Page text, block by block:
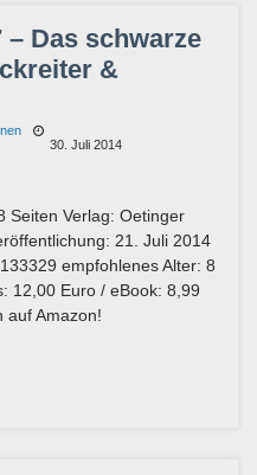
– Das schwarze
&
30. Juli 2014
Seiten Verlag: Oetinger
21. Juli 2014
empfohlenes Alter: 8
12,00 Euro / eBook: 8,99
auf Amazon!